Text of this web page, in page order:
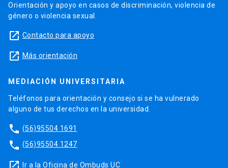
Orientación y apoyo en casos de discriminación, violencia de
género o violencia sexual.
launch Contacto para apoyo
launch Más orientación
MEDIACIÓN UNIVERSITARIA
Teléfonos para orientación y consejo si se ha vulnerado
alguno de tus derechos en la universidad.
phone (56)95504 1691
phone (56)95504 1247
launch Ir a la Oficina de Ombuds UC